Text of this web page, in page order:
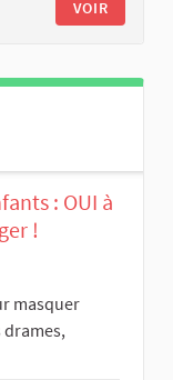
VOIR
: OUI à
!
masquer